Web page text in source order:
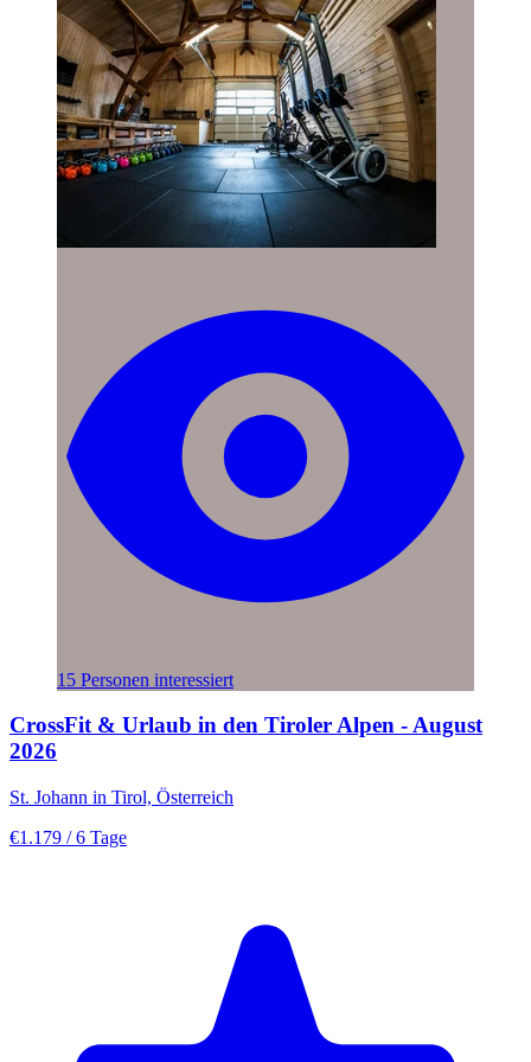
15 Personen interessiert
CrossFit & Urlaub in den Tiroler Alpen - August
2026
St. Johann in Tirol, Österreich
€1.179 / 6 Tage